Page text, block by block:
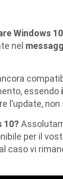
Windows
nel
essendo
l’update,
10?
per il
caso vi